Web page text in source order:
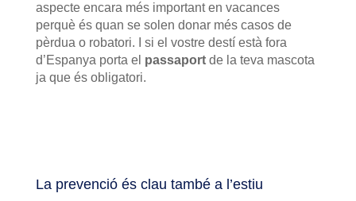
aspecte encara més important en vacances
perquè és quan se solen donar més casos de
pèrdua o robatori. I si el vostre destí està fora
d’Espanya porta el passaport de la teva mascota
ja que és obligatori.
La prevenció és clau també a l’estiu